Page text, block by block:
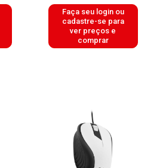
Faça seu login ou
cadastre-se para
ver preços e
comprar